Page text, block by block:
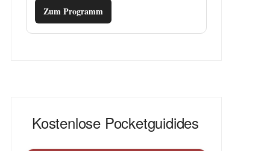
Zum Programm
Kostenlose Pocketguidides